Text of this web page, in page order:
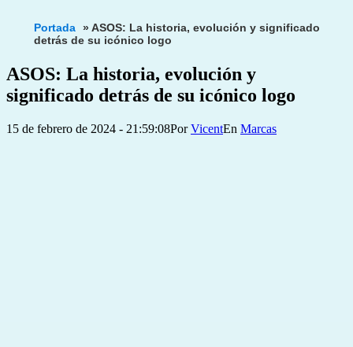
Portada »ASOS: La historia, evolución y significado
detrás de su icónico logo
ASOS: La historia, evolución y
significado detrás de su icónico logo
Publicada
15 de febrero de 2024 - 21:59:08PorVicent
Categorizado
Marcas